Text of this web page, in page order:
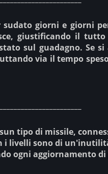
giorni e giorni
giustificando il
sul guadagno. Se
via il tempo
tipo di missile,
livelli sono di
ogni aggiornamento